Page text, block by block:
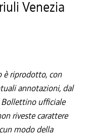
Venezia
è riprodotto, con
annotazioni, dal
ufficiale
riveste carattere
modo della